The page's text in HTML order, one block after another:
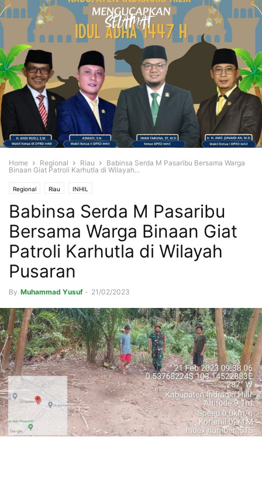
Home Regional Riau
Babinsa Serda M Pasaribu Bersama Warga
Binaan Giat Patroli Karhutla di Wilayah...
Regional Riau INHIL
Babinsa Serda M Pasaribu
Bersama Warga Binaan Giat
Patroli Karhutla di Wilayah
Pusaran
By Muhammad Yusuf - 21/02/2023